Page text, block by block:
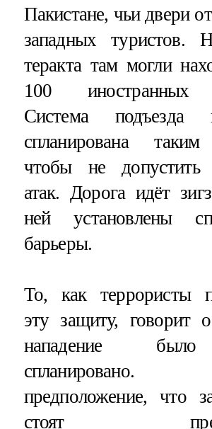
Пакистане, чьи двери
западных туристов.
теракта там могли
100 иностранных
Система
спланирована
чтобы не допустить
атак. Дорога идёт
ней установлены
барьеры.
То, как террористы
эту защиту, говорит
нападение
предположение, что
стоят